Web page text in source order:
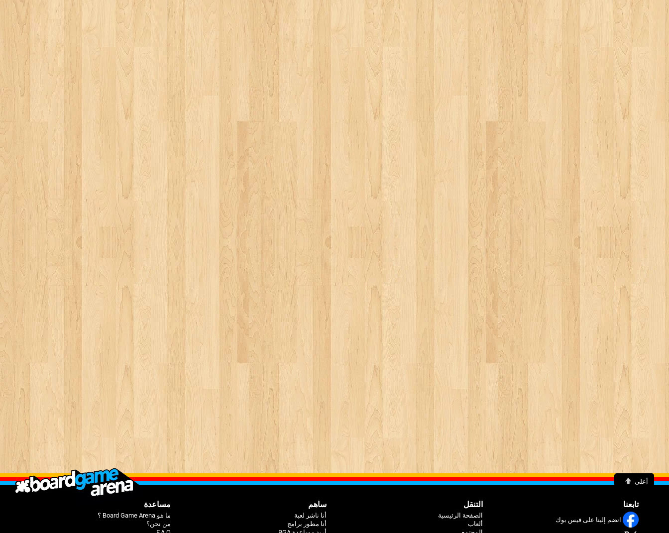
أعلى
مساعدة
ما هو Board Game Arena ؟
من نحن؟
ساهم
أنا ناشر لعبة
أنا مطور برامج
التنقل
الصفحة الرئيسية
ألعاب
تابعنا
انضم إلينا على فيس بوك